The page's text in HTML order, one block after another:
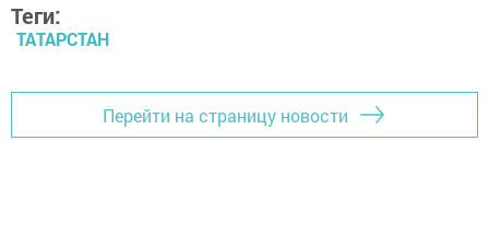
Теги:
ТАТАРСТАН
Перейти на страницу новости